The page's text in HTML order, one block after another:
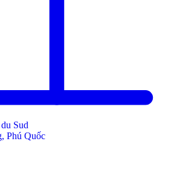
Sud
Phú Quốc